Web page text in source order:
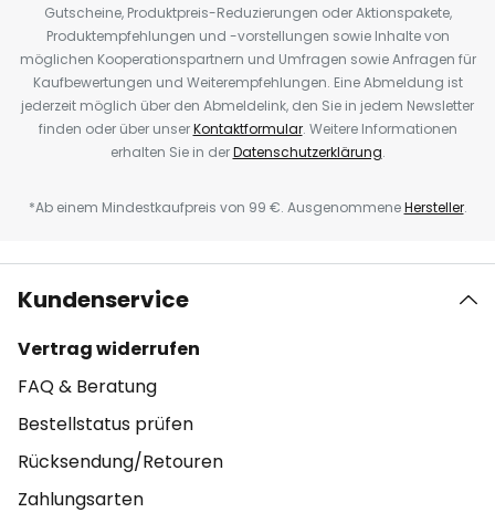
Gutscheine, Produktpreis-Reduzierungen oder Aktionspakete,
Produktempfehlungen und -vorstellungen sowie Inhalte von
möglichen Kooperationspartnern und Umfragen sowie Anfragen für
Kaufbewertungen und Weiterempfehlungen. Eine Abmeldung ist
jederzeit möglich über den Abmeldelink, den Sie in jedem Newsletter
finden oder über unserKontaktformular. Weitere Informationen
erhalten Sie in derDatenschutzerklärung.
*Ab einem Mindestkaufpreis von 99 €. AusgenommeneHersteller.
Kundenservice
Vertrag widerrufen
FAQ & Beratung
Bestellstatus prüfen
Rücksendung/Retouren
Zahlungsarten